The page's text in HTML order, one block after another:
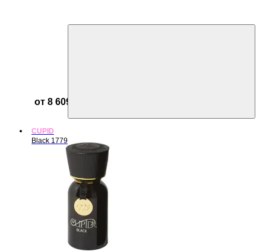
от 8 609 ₽
CUPID
Black 1779